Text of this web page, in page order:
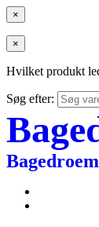
×
×
Hvilket produkt
Søg efter: